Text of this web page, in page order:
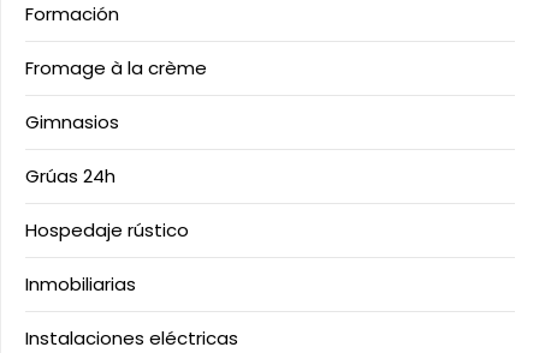
Formación
Fromage à la crème
Gimnasios
Grúas 24h
Hospedaje rústico
Inmobiliarias
Instalaciones eléctricas